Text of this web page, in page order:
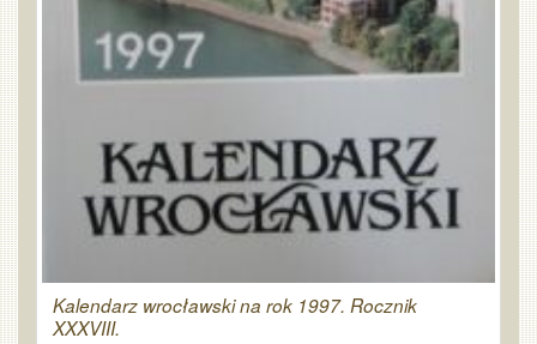
Kalendarz wrocławski na rok 1997. Rocznik
XXXVIII.